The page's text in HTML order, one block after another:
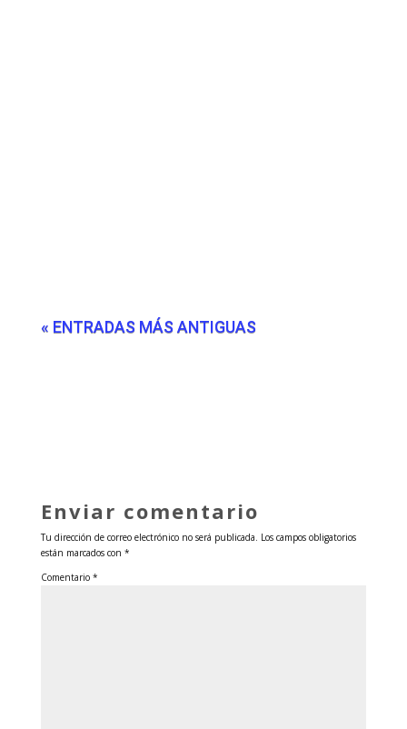
« ENTRADAS MÁS ANTIGUAS
Enviar comentario
Tu dirección de correo electrónico no será publicada. Los campos obligatorios
están marcados con *
Comentario *